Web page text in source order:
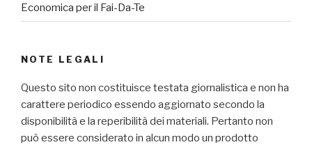
Economica per il Fai-Da-Te
NOTE LEGALI
Questo sito non costituisce testata giornalistica e non ha
carattere periodico essendo aggiornato secondo la
disponibilità e la reperibilità dei materiali. Pertanto non
può essere considerato in alcun modo un prodotto